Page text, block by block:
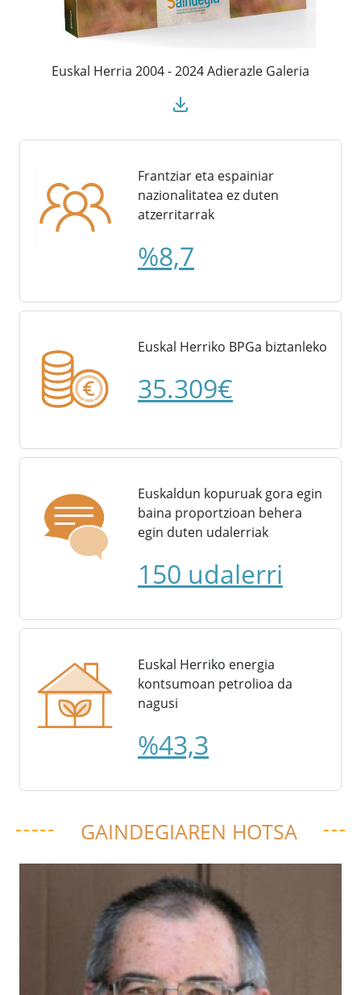
Euskal Herria 2004 - 2024 Adierazle Galeria
Frantziar eta espainiar
nazionalitatea ez duten
atzerritarrak
%8,7
Euskal Herriko BPGa biztanleko
35.309€
Euskaldun kopuruak gora egin
baina proportzioan behera
egin duten udalerriak
150 udalerri
Euskal Herriko energia
kontsumoan petrolioa da
nagusi
%43,3
GAINDEGIAREN HOTSA